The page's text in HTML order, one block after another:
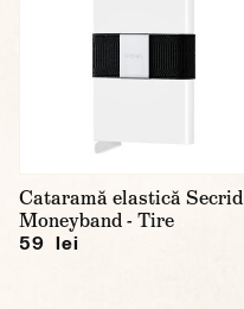
Cataramă elastică Secrid
Moneyband - Tire
59 lei